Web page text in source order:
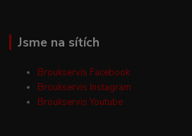
Jsme na sítích
Broukservis Facebook
Broukservis Instagram
Broukservis Youtube